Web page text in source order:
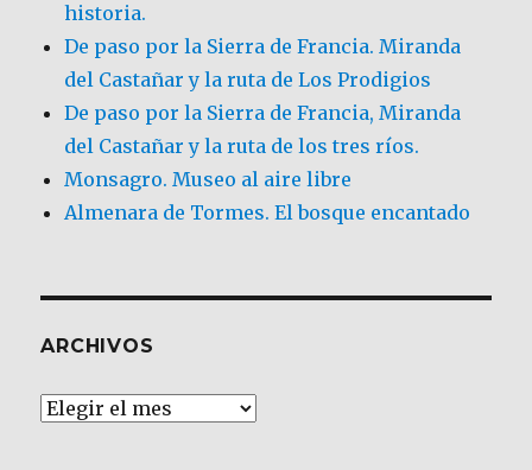
historia.
De paso por la Sierra de Francia. Miranda
del Castañar y la ruta de Los Prodigios
De paso por la Sierra de Francia, Miranda
del Castañar y la ruta de los tres ríos.
Monsagro. Museo al aire libre
Almenara de Tormes. El bosque encantado
ARCHIVOS
Archivos